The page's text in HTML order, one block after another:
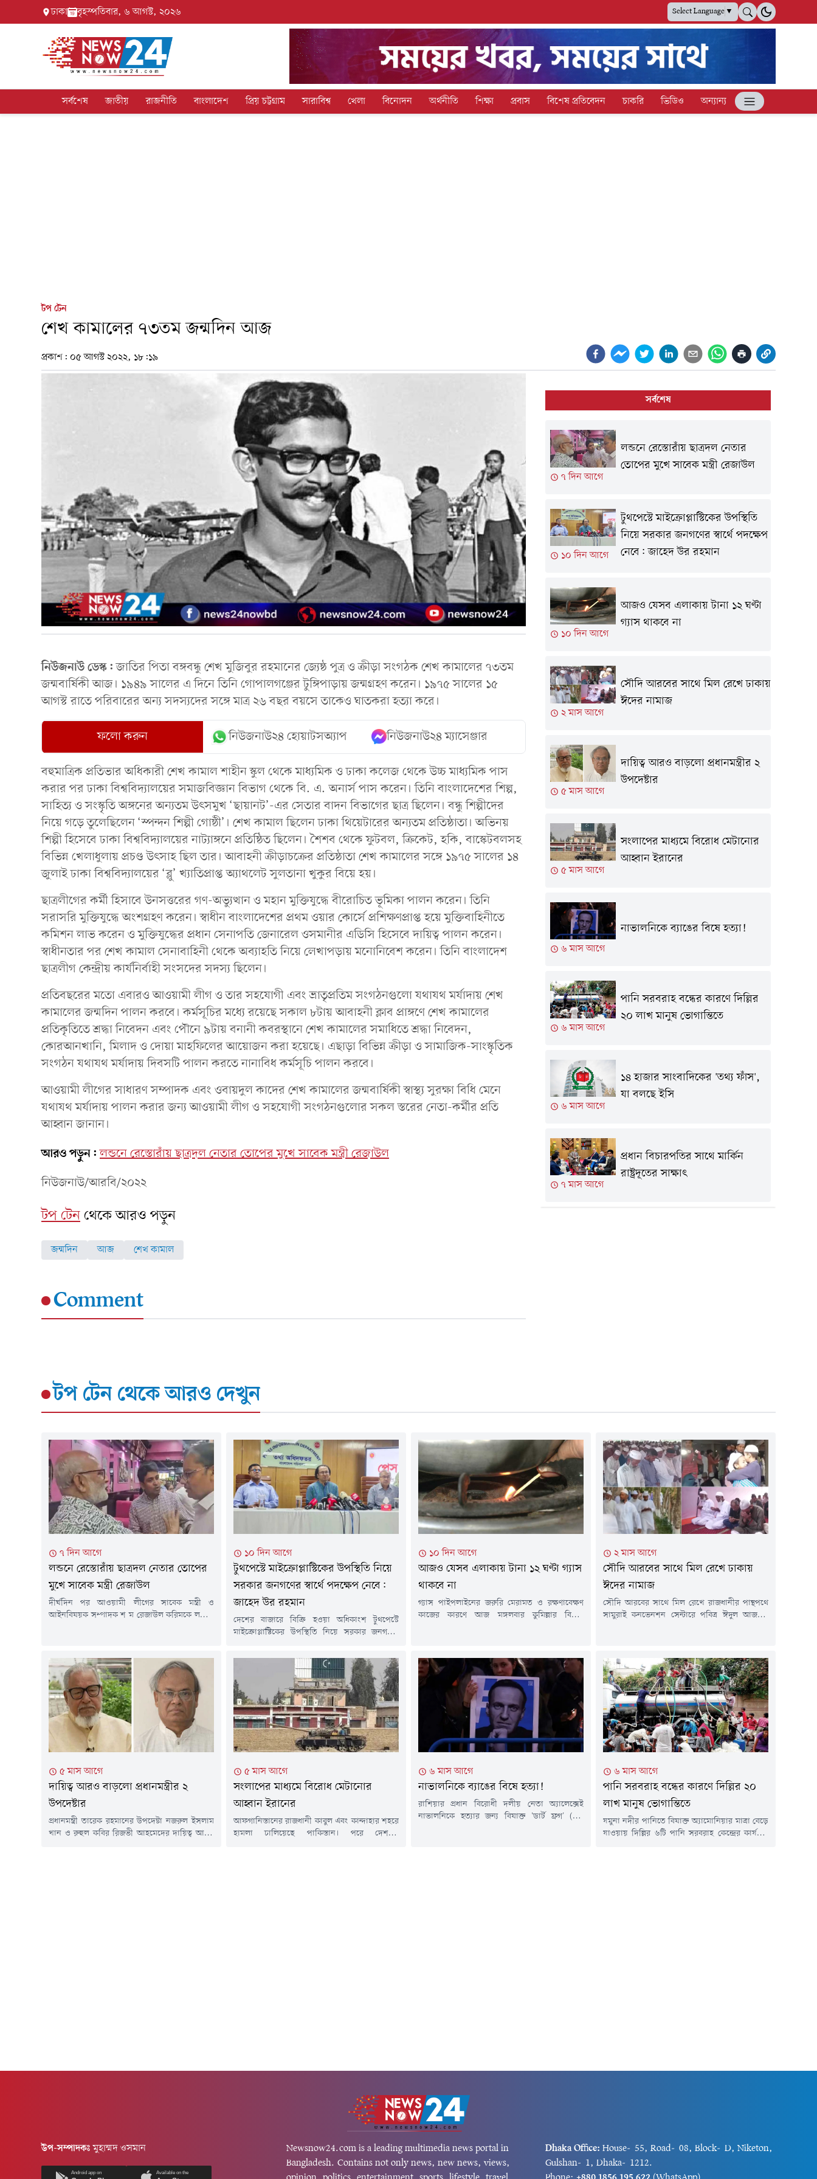
ঢাকা বৃহস্পতিবার, ৬ আগস্ট, ২০২৬ Select Language▼
সর্বশেষ জাতীয় রাজনীতি বাংলাদেশ প্রিয় চট্টগ্রাম সারাবিশ্ব খেলা বিনোদন অর্থনীতি শিক্ষা প্রবাস বিশেষ প্রতিবেদন চাকরি ভিডিও অন্যান্য
টপ টেন
শেখ কামালের ৭৩তম জন্মদিন আজ
প্রকাশ: ০৫ আগস্ট ২০২২, ১৮:১৯
নিউজনাউ ডেস্ক:জাতির পিতা বঙ্গবন্ধু শেখ মুজিবুর রহমানের জ্যেষ্ঠ পুত্র ও ক্রীড়া সংগঠক শেখ কামালের ৭৩তম
জন্মবার্ষিকী আজ। ১৯৪৯ সালের এ দিনে তিনি গোপালগঞ্জের টুঙ্গিপাড়ায় জন্মগ্রহণ করেন। ১৯৭৫ সালের ১৫
আগস্ট রাতে পরিবারের অন্য সদস্যদের সঙ্গে মাত্র ২৬ বছর বয়সে তাকেও ঘাতকরা হত্যা করে।
ফলো করুন নিউজনাউ২৪ হোয়াটসঅ্যাপ নিউজনাউ২৪ ম্যাসেঞ্জার
বহুমাত্রিক প্রতিভার অধিকারী শেখ কামাল শাহীন স্কুল থেকে মাধ্যমিক ও ঢাকা কলেজ থেকে উচ্চ মাধ্যমিক পাস
করার পর ঢাকা বিশ্ববিদ্যালয়ের সমাজবিজ্ঞান বিভাগ থেকে বি. এ. অনার্স পাস করেন। তিনি বাংলাদেশের শিল্প,
সাহিত্য ও সংস্কৃতি অঙ্গনের অন্যতম উৎসমুখ ‘ছায়ানট’-এর সেতার বাদন বিভাগের ছাত্র ছিলেন। বন্ধু শিল্পীদের
নিয়ে গড়ে তুলেছিলেন ‘স্পন্দন শিল্পী গোষ্ঠী’। শেখ কামাল ছিলেন ঢাকা থিয়েটারের অন্যতম প্রতিষ্ঠাতা। অভিনয়
শিল্পী হিসেবে ঢাকা বিশ্ববিদ্যালয়ের নাট্যাঙ্গনে প্রতিষ্ঠিত ছিলেন। শৈশব থেকে ফুটবল, ক্রিকেট, হকি, বাস্কেটবলসহ
বিভিন্ন খেলাধুলায় প্রচণ্ড উৎসাহ ছিল তার। আবাহনী ক্রীড়াচক্রের প্রতিষ্ঠাতা শেখ কামালের সঙ্গে ১৯৭৫ সালের ১৪
জুলাই ঢাকা বিশ্ববিদ্যালয়ের ‘ব্লু’ খ্যাতিপ্রাপ্ত অ্যাথলেট সুলতানা খুকুর বিয়ে হয়।
ছাত্রলীগের কর্মী হিসাবে উনসত্তরের গণ-অভ্যুত্থান ও মহান মুক্তিযুদ্ধে বীরোচিত ভূমিকা পালন করেন। তিনি
সরাসরি মুক্তিযুদ্ধে অংশগ্রহণ করেন। স্বাধীন বাংলাদেশের প্রথম ওয়ার কোর্সে প্রশিক্ষণপ্রাপ্ত হয়ে মুক্তিবাহিনীতে
কমিশন লাভ করেন ও মুক্তিযুদ্ধের প্রধান সেনাপতি জেনারেল ওসমানীর এডিসি হিসেবে দায়িত্ব পালন করেন।
স্বাধীনতার পর শেখ কামাল সেনাবাহিনী থেকে অব্যাহতি নিয়ে লেখাপড়ায় মনোনিবেশ করেন। তিনি বাংলাদেশ
ছাত্রলীগ কেন্দ্রীয় কার্যনির্বাহী সংসদের সদস্য ছিলেন।
প্রতিবছরের মতো এবারও আওয়ামী লীগ ও তার সহযোগী এবং ভ্রাতৃপ্রতিম সংগঠনগুলো যথাযথ মর্যাদায় শেখ
কামালের জন্মদিন পালন করবে। কর্মসূচির মধ্যে রয়েছে সকাল ৮টায় আবাহনী ক্লাব প্রাঙ্গণে শেখ কামালের
প্রতিকৃতিতে শ্রদ্ধা নিবেদন এবং পৌনে ৯টায় বনানী কবরস্থানে শেখ কামালের সমাধিতে শ্রদ্ধা নিবেদন,
কোরআনখানি, মিলাদ ও দোয়া মাহফিলের আয়োজন করা হয়েছে। এছাড়া বিভিন্ন ক্রীড়া ও সামাজিক-সাংস্কৃতিক
সংগঠন যথাযথ মর্যাদায় দিবসটি পালন করতে নানাবিধ কর্মসূচি পালন করবে।
আওয়ামী লীগের সাধারণ সম্পাদক এবং ওবায়দুল কাদের শেখ কামালের জন্মবার্ষিকী স্বাস্থ্য সুরক্ষা বিধি মেনে
যথাযথ মর্যাদায় পালন করার জন্য আওয়ামী লীগ ও সহযোগী সংগঠনগুলোর সকল স্তরের নেতা-কর্মীর প্রতি
আহ্বান জানান।
আরও পড়ুন: লন্ডনে রেস্তোরাঁয় ছাত্রদল নেতার তোপের মুখে সাবেক মন্ত্রী রেজাউল
নিউজনাউ/আরবি/২০২২
টপ টেনথেকে আরও পড়ুন
জন্মদিন আজ শেখ কামাল
Comment
সর্বশেষ
৭ দিন আগে
লন্ডনে রেস্তোরাঁয় ছাত্রদল নেতার
তোপের মুখে সাবেক মন্ত্রী রেজাউল
১০ দিন আগে
টুথপেস্টে মাইক্রোপ্লাস্টিকের উপস্থিতি
নিয়ে সরকার জনগণের স্বার্থে পদক্ষেপ
নেবে: জাহেদ উর রহমান
১০ দিন আগে
আজও যেসব এলাকায় টানা ১২ ঘণ্টা
গ্যাস থাকবে না
২ মাস আগে
সৌদি আরবের সাথে মিল রেখে ঢাকায়
ঈদের নামাজ
৫ মাস আগে
দায়িত্ব আরও বাড়লো প্রধানমন্ত্রীর ২
উপদেষ্টার
৫ মাস আগে
সংলাপের মাধ্যমে বিরোধ মেটানোর
আহ্বান ইরানের
৬ মাস আগে
নাভালনিকে ব্যাঙের বিষে হত্যা!
৬ মাস আগে
পানি সরবরাহ বন্ধের কারণে দিল্লির
২০ লাখ মানুষ ভোগান্তিতে
৬ মাস আগে
১৪ হাজার সাংবাদিকের 'তথ্য ফাঁস',
যা বলছে ইসি
৭ মাস আগে
প্রধান বিচারপতির সাথে মার্কিন
রাষ্ট্রদূতের সাক্ষাৎ
টপ টেনথেকে আরও দেখুন
৭ দিন আগে
লন্ডনে রেস্তোরাঁয় ছাত্রদল নেতার তোপের
মুখে সাবেক মন্ত্রী রেজাউল
দীর্ঘদিন পর আওয়ামী লীগের সাবেক মন্ত্রী ও
আইনবিষয়ক সম্পাদক শ ম রেজাউল করিমকে লন্ডনে
রেজাউল করিম। এক ছাত্রদল নেতা তাকে উদ্দেশ করে
বলতে থাকেন, ১৭ বছর ধরে...
১০ দিন আগে
টুথপেস্টে মাইক্রোপ্লাস্টিকের উপস্থিতি নিয়ে
সরকার জনগণের স্বার্থে পদক্ষেপ নেবে:
জাহেদ উর রহমান
দেশের বাজারে বিক্রি হওয়া অধিকাংশ টুথপেস্টে
মাইক্রোপ্লাস্টিকের উপস্থিতি নিয়ে সরকার জনগণের
তথ্য ও সম্প্রচার উপদেষ্টা জাহেদ উর রহমান।মঙ্গলবার
(২৮ জুলাই) সচিবালয়ে সরকারের সাম্প্রতিক
কর্মকাণ্ডের তথ্য জানাতে আয়োজিত নিয়মিত সংবাদ
সম্মেলনে এক প্রশ্নের জবাবে এ কথা জানান তিনি।
দেশের বাজারে বিক্রি হওয়া বেশিরভাগ টুথপেস্টেই
মাইক্রোপ্লাস্টিকের উপস্থিতি...
১০ দিন আগে
আজও যেসব এলাকায় টানা ১২ ঘণ্টা গ্যাস
থাকবে না
গ্যাস পাইপলাইনের জরুরি মেরামত ও রক্ষণাবেক্ষণ
কাজের কারণে আজ মঙ্গলবার কুমিল্লার বিভিন্ন
ডিস্ট্রিবিউশন কোম্পানি লিমিটেডের আওতাধীন
এলাকায় পর্যায়ক্রমে এ রক্ষণাবেক্ষণ কাজ পরিচালিত
হবে। এ কারণে ২৮ জুলাই (মঙ্গলবার)...
২ মাস আগে
সৌদি আরবের সাথে মিল রেখে ঢাকায়
ঈদের নামাজ
সৌদি আরবের সাথে মিল রেখে রাজধানীর পান্থপথে
সামুরাই কনভেনশন সেন্টারে পবিত্র ঈদুল আজহার
এতে অংশ নেন কয়েকশ মুসল্লি।সৌদি আরবের সাথে
মিল রেখে রাজধানীর পান্থপথে সামুরাই কনভেনশন
সেন্টারে পবিত্র ঈদুল আজহার নামাজ অনুষ্ঠিত...
৫ মাস আগে
দায়িত্ব আরও বাড়লো প্রধানমন্ত্রীর ২
উপদেষ্টার
প্রধানমন্ত্রী তারেক রহমানের উপদেষ্টা নজরুল ইসলাম
খান ও রুহুল কবির রিজভী আহমেদের দায়িত্ব আরও
৫ মাস আগে
সংলাপের মাধ্যমে বিরোধ মেটানোর
আহ্বান ইরানের
আফগানিস্তানের রাজধানী কাবুল এবং কান্দাহার শহরে
হামলা চালিয়েছে পাকিস্তান। পরে দেশটির
৬ মাস আগে
নাভালনিকে ব্যাঙের বিষে হত্যা!
রাশিয়ার প্রধান বিরোধী দলীয় নেতা অ্যালেক্সেই
নাভালনিকে হত্যার জন্য বিষাক্ত 'ডার্ট ফ্রগ' (এক
৬ মাস আগে
পানি সরবরাহ বন্ধের কারণে দিল্লির ২০
লাখ মানুষ ভোগান্তিতে
যমুনা নদীর পানিতে বিষাক্ত অ্যামোনিয়ার মাত্রা বেড়ে
যাওয়ায় দিল্লির ৬টি পানি সরবরাহ কেন্দ্রের কার্যক্রম
উপ-সম্পাদকঃমুহাম্মদ ওসমান
Android app on Available on the
Newsnow24.com is a leading multimedia news portal in
Bangladesh. Contains not only news, new news, views,
Dhaka Office: House-55, Road-08, Block-D, Niketon,
Gulshan-1, Dhaka-1212.